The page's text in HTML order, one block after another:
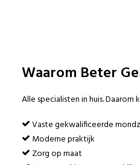
Waarom Beter
Alle specialisten in huis.
Vaste gekwalificeerde
Moderne praktijk
Zorg op maat